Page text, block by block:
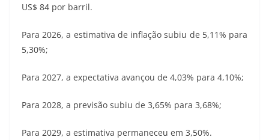
US$ 84 por barril.
Para 2026, a estimativa de inflação subiu de 5,11% para
5,30%;
Para 2027, a expectativa avançou de 4,03% para 4,10%;
Para 2028, a previsão subiu de 3,65% para 3,68%;
Para 2029, a estimativa permaneceu em 3,50%.